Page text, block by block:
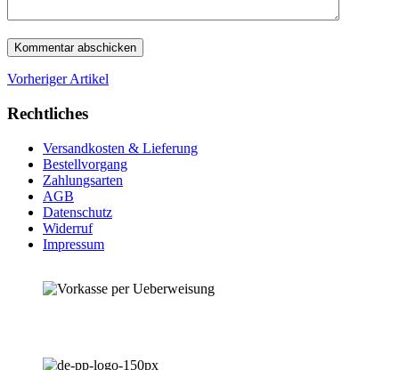
Vorheriger Artikel
Rechtliches
Versandkosten & Lieferung
Bestellvorgang
Zahlungsarten
AGB
Datenschutz
Widerruf
Impressum